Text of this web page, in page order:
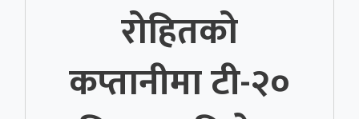
रोहितको
कप्तानीमा टी-२०